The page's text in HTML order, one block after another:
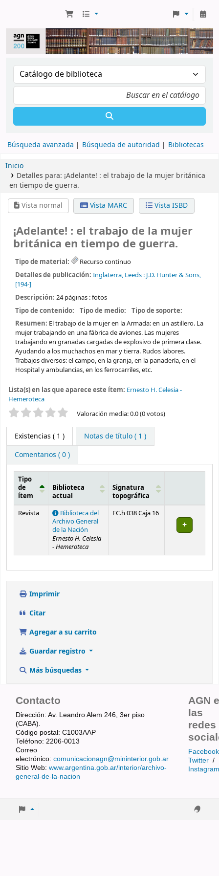
Búsqueda avanzada Búsqueda de autoridad Bibliotecas
Inicio
Detalles para: ¡Adelante! : el trabajo de la mujer británica
en tiempo de guerra.
Vista normal
Vista MARC Vista ISBD
¡Adelante! : el trabajo de la mujer
británica en tiempo de guerra.
Tipo de material:
Recurso continuo
Detalles de publicación: Inglaterra, Leeds : J.D. Hunter & Sons,
[194-]
Descripción: 24 páginas : fotos
Tipo de contenido:
Tipo de medio:
Tipo de soporte:
Resumen: El trabajo de la mujer en la Armada: en un astillero. La
mujer trabajando en una fábrica de aviones. Las mujeres
trabajando en granadas cargadas de explosivo de primera clase.
Ayudando a los muchachos en mar y tierra. Rudos labores.
Trabajos diversos: el campo, en la granja, en la panadería, en el
Hospital y ambulancias, en los ferrocarriles, etc.
Lista(s) en las que aparece este ítem: Ernesto H. Celesia -
Hemeroteca
Valoración Valoración media: 0.0 (0 votos)
Existencias ( 1 )
Notas de título ( 1 )
Comentarios ( 0 )
Existencias
Tipo
de
ítem
Biblioteca
actual
Signatura
topográfica
Revista
Biblioteca del
Archivo General
de la Nación
Ernesto H. Celesia
- Hemeroteca
EC.h 038 Caja 16
Imprimir
Citar
Agregar a su carrito
Guardar registro
Más búsquedas
Contacto
Dirección: Av. Leandro Alem 246, 3er piso
(CABA).
Código postal: C1003AAP
Teléfono: 2206-0013
Correo
electrónico: comunicacionagn@mininterior.gob.ar
Sitio Web: www.argentina.gob.ar/interior/archivo-
general-de-la-nacion
AGN
las
redes
Facebook
Twitter /
Instagram